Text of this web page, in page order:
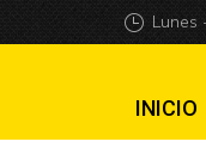
Lunes
INICIO